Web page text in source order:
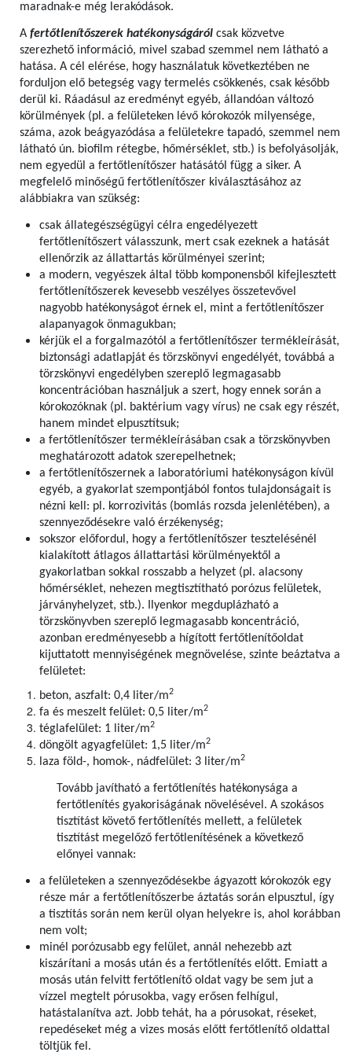
maradnak-e még lerakódások.
A fertőtlenítőszerek hatékonyságáról csak közvetve
szerezhető információ, mivel szabad szemmel nem látható a
hatása. A cél elérése, hogy használatuk következtében ne
forduljon elő betegség vagy termelés csökkenés, csak később
derül ki. Ráadásul az eredményt egyéb, állandóan változó
körülmények (pl. a felületeken lévő kórokozók milyensége,
száma, azok beágyazódása a felületekre tapadó, szemmel nem
látható ún. biofilm rétegbe, hőmérséklet, stb.) is befolyásolják,
nem egyedül a fertőtlenítőszer hatásától függ a siker. A
megfelelő minőségű fertőtlenítőszer kiválasztásához az
alábbiakra van szükség:
csak állategészségügyi célra engedélyezett
fertőtlenítőszert válasszunk, mert csak ezeknek a hatását
ellenőrzik az állattartás körülményei szerint;
a modern, vegyészek által több komponensből kifejlesztett
fertőtlenítőszerek kevesebb veszélyes összetevővel
nagyobb hatékonyságot érnek el, mint a fertőtlenítőszer
alapanyagok önmagukban;
kérjük el a forgalmazótól a fertőtlenítőszer termékleírását,
biztonsági adatlapját és törzskönyvi engedélyét, továbbá a
törzskönyvi engedélyben szereplő legmagasabb
koncentrációban használjuk a szert, hogy ennek során a
kórokozóknak (pl. baktérium vagy vírus) ne csak egy részét,
hanem mindet elpusztítsuk;
a fertőtlenítőszer termékleírásában csak a törzskönyvben
meghatározott adatok szerepelhetnek;
a fertőtlenítőszernek a laboratóriumi hatékonyságon kívül
egyéb, a gyakorlat szempontjából fontos tulajdonságait is
nézni kell: pl. korrozivitás (bomlás rozsda jelenlétében), a
szennyeződésekre való érzékenység;
sokszor előfordul, hogy a fertőtlenítőszer tesztelésénél
kialakított átlagos állattartási körülményektől a
gyakorlatban sokkal rosszabb a helyzet (pl. alacsony
hőmérséklet, nehezen megtisztítható porózus felületek,
járványhelyzet, stb.). Ilyenkor megduplázható a
törzskönyvben szereplő legmagasabb koncentráció,
azonban eredményesebb a hígított fertőtlenítőoldat
kijuttatott mennyiségének megnövelése, szinte beáztatva a
felületet:
beton, aszfalt: 0,4 liter/m2
fa és meszelt felület: 0,5 liter/m2
téglafelület: 1 liter/m2
döngölt agyagfelület: 1,5 liter/m2
laza föld-, homok-, nádfelület: 3 liter/m2
Tovább javítható a fertőtlenítés hatékonysága a
fertőtlenítés gyakoriságának növelésével. A szokásos
tisztítást követő fertőtlenítés mellett, a felületek
tisztítást megelőző fertőtlenítésének a következő
előnyei vannak:
a felületeken a szennyeződésekbe ágyazott kórokozók egy
része már a fertőtlenítőszerbe áztatás során elpusztul, így
a tisztítás során nem kerül olyan helyekre is, ahol korábban
nem volt;
minél porózusabb egy felület, annál nehezebb azt
kiszárítani a mosás után és a fertőtlenítés előtt. Emiatt a
mosás után felvitt fertőtlenítő oldat vagy be sem jut a
vízzel megtelt pórusokba, vagy erősen felhígul,
hatástalanítva azt. Jobb tehát, ha a pórusokat, réseket,
repedéseket még a vizes mosás előtt fertőtlenítő oldattal
töltjük fel.